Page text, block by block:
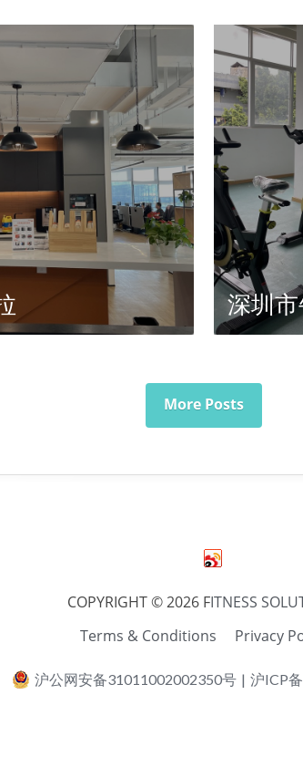
深圳
More Posts
COPYRIGHT © 2026 FITNESS
Terms & Conditions
Privacy
沪公网安备31011002002350号 | 沪ICP